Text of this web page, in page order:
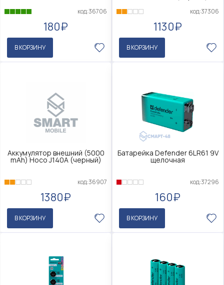
код:36706
180₽
В КОРЗИНУ
код:37306
1130₽
В КОРЗИНУ
Аккумулятор внешний (5000
mAh) Hoco J140A (черный)
код:36907
1380₽
В КОРЗИНУ
Батарейка Defender 6LR61 9V
щелочная
код:37296
160₽
В КОРЗИНУ